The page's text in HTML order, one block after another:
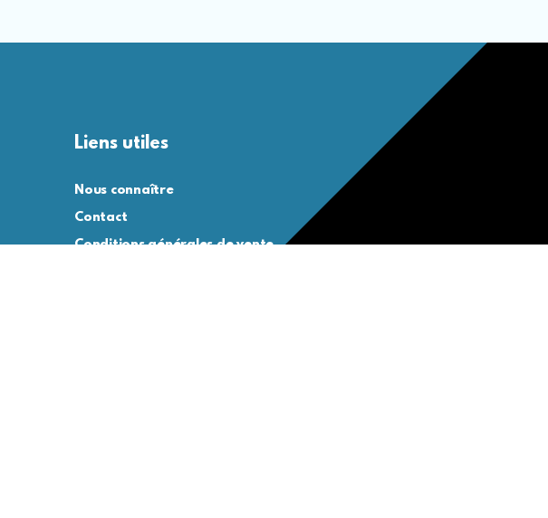
Liens utiles
Nous connaître
Contact
Conditions générales de vente